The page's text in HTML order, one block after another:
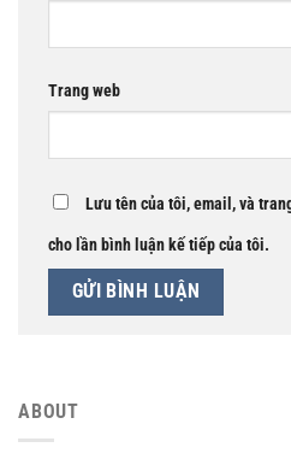
Trang web
Lưu tên của tôi, email, và
cho lần bình luận kế tiếp của tôi.
ABOUT